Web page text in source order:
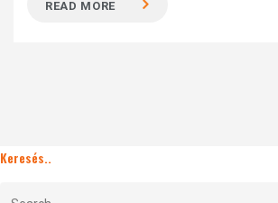
READ MORE
Keresés..